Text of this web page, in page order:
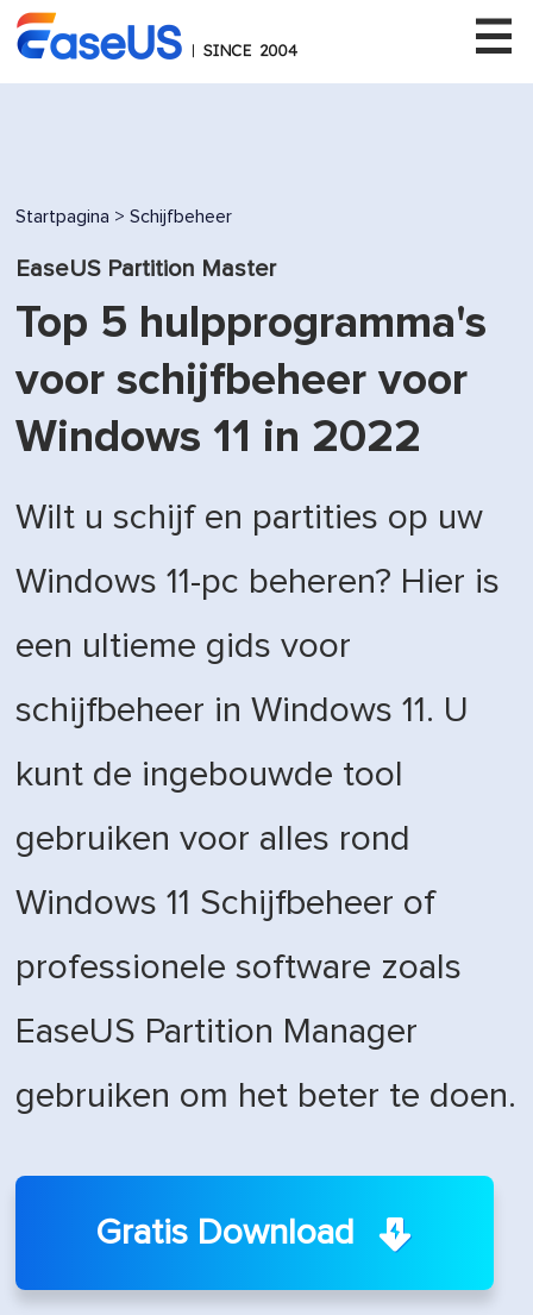
Startpagina > Schijfbeheer
EaseUS Partition Master
Top 5 hulpprogramma's
voor schijfbeheer voor
Windows 11 in 2022
Wilt u schijf en partities op uw
Windows 11-pc beheren? Hier is
een ultieme gids voor
schijfbeheer in Windows 11. U
kunt de ingebouwde tool
gebruiken voor alles rond
Windows 11 Schijfbeheer of
professionele software zoals
EaseUS Partition Manager
gebruiken om het beter te doen.
Gratis Download